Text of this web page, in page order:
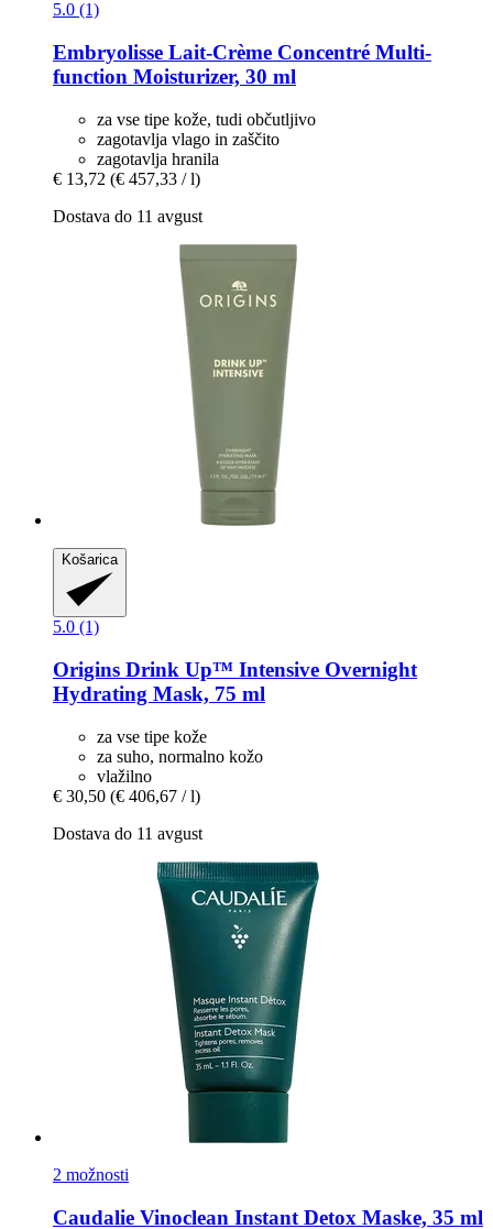
5.0 (1)
Embryolisse Lait-​Crème Concentré Multi-​
function Moisturizer, 30 ml
za vse tipe kože, tudi občutljivo
zagotavlja vlago in zaščito
zagotavlja hranila
€ 13,72 (€ 457,33 / l)
Dostava do 11 avgust
Košarica
5.0 (1)
Origins Drink Up™ Intensive Overnight
Hydrating Mask, 75 ml
za vse tipe kože
za suho, normalno kožo
vlažilno
€ 30,50 (€ 406,67 / l)
Dostava do 11 avgust
2 možnosti
Caudalie Vinoclean Instant Detox Maske, 35 ml